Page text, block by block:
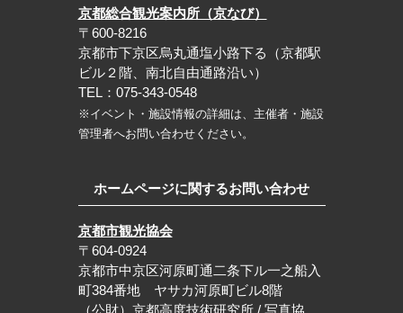
京都総合観光案内所（京なび）
〒600-8216
京都市下京区烏丸通塩小路下る（京都駅
ビル２階、南北自由通路沿い）
TEL：075-343-0548
※イベント・施設情報の詳細は、主催者・施設
管理者へお問い合わせください。
ホームページに関するお問い合わせ
京都市観光協会
〒604-0924
京都市中京区河原町通二条下ル一之船入
町384番地 ヤサカ河原町ビル8階